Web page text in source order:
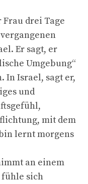
Frau drei Tage
Er sagt, er
Umgebung“
In Israel, sagt er,
und
mit dem
lernt morgens
an einem
fühle sich